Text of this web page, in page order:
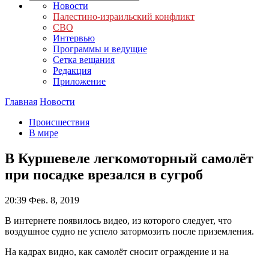
Новости
Палестино-израильский конфликт
СВО
Интервью
Программы и ведущие
Сетка вещания
Редакция
Приложение
Главная Новости
Происшествия
В мире
В Куршевеле легкомоторный самолёт
при посадке врезался в сугроб
20:39 Фев. 8, 2019
В интернете появилось видео, из которого следует, что
воздушное судно не успело затормозить после приземления.
На кадрах видно, как самолёт сносит ограждение и на